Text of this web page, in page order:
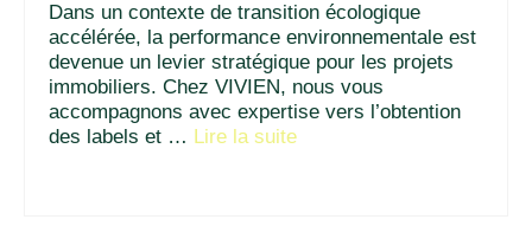
Dans un contexte de transition écologique
accélérée, la performance environnementale est
devenue un levier stratégique pour les projets
immobiliers. Chez VIVIEN, nous vous
accompagnons avec expertise vers l’obtention
des labels et … Lire la suite­­